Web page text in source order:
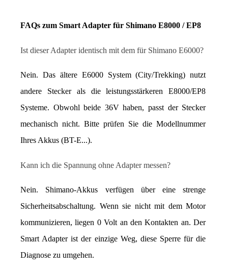
FAQs zum Smart Adapter für Shimano E8000 / EP8
Ist dieser Adapter identisch mit dem für Shimano E6000?
Nein. Das ältere E6000 System (City/Trekking) nutzt
andere Stecker als die leistungsstärkeren E8000/EP8
Systeme. Obwohl beide 36V haben, passt der Stecker
mechanisch nicht. Bitte prüfen Sie die Modellnummer
Ihres Akkus (BT-E...).
Kann ich die Spannung ohne Adapter messen?
Nein. Shimano-Akkus verfügen über eine strenge
Sicherheitsabschaltung. Wenn sie nicht mit dem Motor
kommunizieren, liegen 0 Volt an den Kontakten an. Der
Smart Adapter ist der einzige Weg, diese Sperre für die
Diagnose zu umgehen.